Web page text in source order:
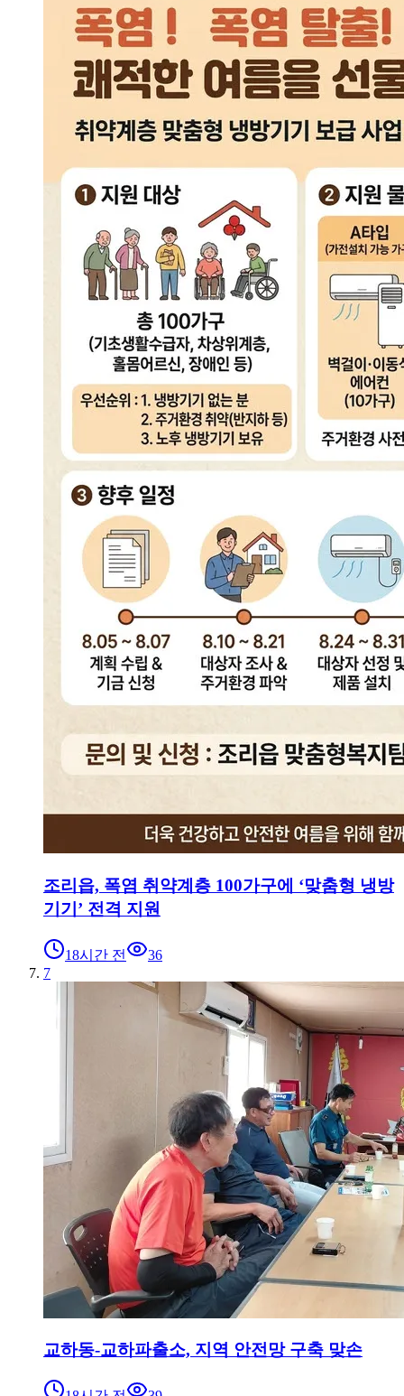
조리읍, 폭염 취약계층 100가구에 ‘맞춤형 냉방
기기’ 전격 지원
18시간 전
36
7
교하동-교하파출소, 지역 안전망 구축 맞손